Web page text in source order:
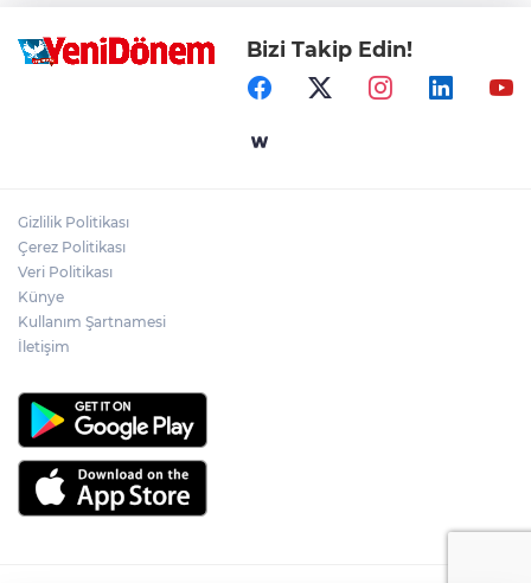
Bizi Takip Edin!
Gizlilik Politikası
Çerez Politikası
Veri Politikası
Künye
Kullanım Şartnamesi
İletişim